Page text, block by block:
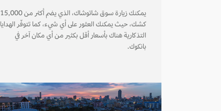
يمكنك زيارة سوق شاتوشاك، الذي يضم أكثر من 15,000
كشك، حيث يمكنك العثور على أي شيء، كما تتوفّر الهدايا
التذكارية هناك بأسعار أقل بكثير من أي مكان آخر في
بانكوك.